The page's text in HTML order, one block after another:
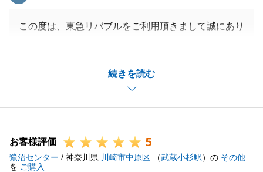
続きを読む
この度は、東急リバブルをご利用頂きまして誠にあり
不動産の事に限らず、税金関係等についても、ご質問
などございましたら、いつでもお声かけ頂ければと思
います。今後とも、どうぞ宜しくお願い致します。
閉じる
お客様評価 5
鷺沼センター / 神奈川県 川崎市中原区 （武蔵小杉駅）の その他
を ご購入